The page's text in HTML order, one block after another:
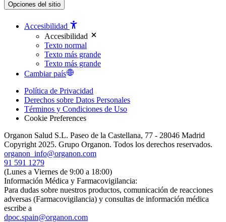
Opciones del sitio
Accesibilidad
Accesibilidad
Texto normal
Texto más grande
Texto más grande
Cambiar país
Política de Privacidad
Derechos sobre Datos Personales
Términos y Condiciones de Uso
Cookie Preferences
Organon Salud S.L. Paseo de la Castellana, 77 - 28046 Madrid
Copyright 2025. Grupo Organon. Todos los derechos reservados.
organon_info@organon.com
91 591 1279
(Lunes a Viernes de 9:00 a 18:00)
Información Médica y Farmacovigilancia:
Para dudas sobre nuestros productos, comunicación de reacciones
adversas (Farmacovigilancia) y consultas de información médica
escribe a
dpoc.spain@organon.com